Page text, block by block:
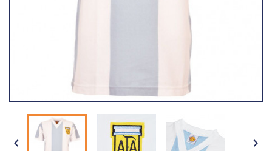
 